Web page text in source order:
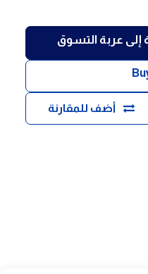
إلى عربة التسوق
أضف للمقارنة